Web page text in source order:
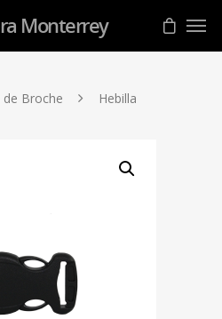
Monterrey
de Broche
Hebilla